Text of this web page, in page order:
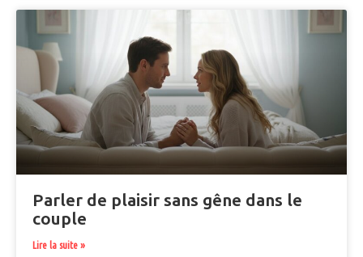
Parler de plaisir sans gêne dans le
couple
Lire la suite »